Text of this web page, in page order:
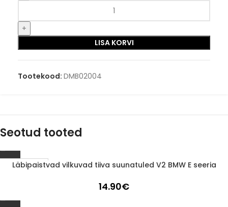
LISA KORVI
Tootekood: DMB02004
Seotud tooted
1-3 D.D.
Läbipaistvad vilkuvad tiiva suunatuled V2 BMW E seeria
14.90€